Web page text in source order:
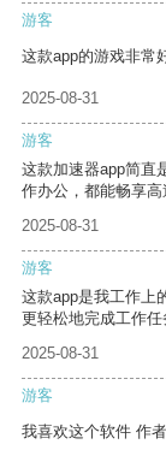
游客
这款app的游戏非常
2025-08-31
游客
这款加速器app简直
作办公，都能畅享高
2025-08-31
游客
这款app是我工作上
更轻松地完成工作任
2025-08-31
游客
我喜欢这个软件 作